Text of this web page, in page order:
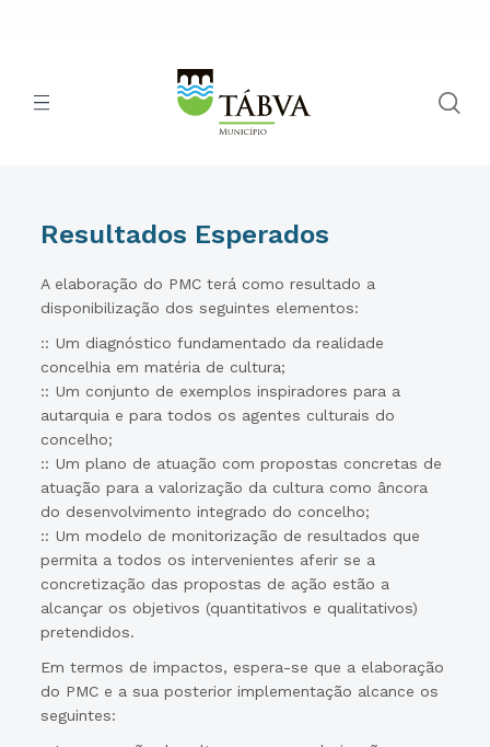
Resultados Esperados
A elaboração do PMC terá como resultado a
disponibilização dos seguintes elementos:
:: Um diagnóstico fundamentado da realidade
concelhia em matéria de cultura;
:: Um conjunto de exemplos inspiradores para a
autarquia e para todos os agentes culturais do
concelho;
:: Um plano de atuação com propostas concretas de
atuação para a valorização da cultura como âncora
do desenvolvimento integrado do concelho;
:: Um modelo de monitorização de resultados que
permita a todos os intervenientes aferir se a
concretização das propostas de ação estão a
alcançar os objetivos (quantitativos e qualitativos)
pretendidos.
Em termos de impactos, espera-se que a elaboração
do PMC e a sua posterior implementação alcance os
seguintes: